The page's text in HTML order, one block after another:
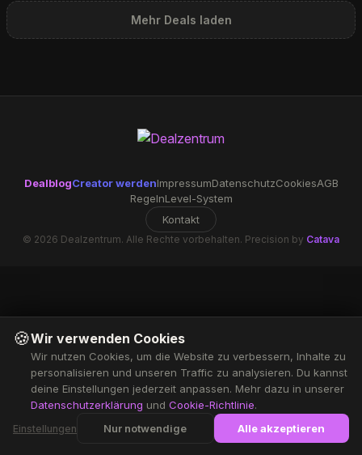
Mehr Deals laden
DealblogCreator werdenImpressumDatenschutzCookiesAGB
RegelnLevel-System
Kontakt
© 2026 Dealzentrum. Alle Rechte vorbehalten. Precision by Catava
🍪Wir verwenden Cookies
Wir nutzen Cookies, um die Website zu verbessern, Inhalte zu
personalisieren und unseren Traffic zu analysieren. Du kannst
deine Einstellungen jederzeit anpassen. Mehr dazu in unserer
Datenschutzerklärung und Cookie-Richtlinie.
Einstellungen Nur notwendige Alle akzeptieren